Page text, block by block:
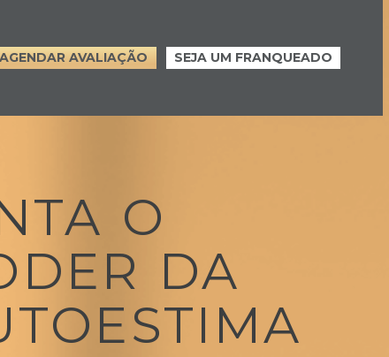
AGENDAR AVALIAÇÃO SEJA UM FRANQUEADO
O
DA